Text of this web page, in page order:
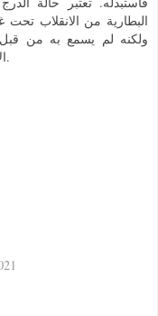
البطارية من الانقلاب
ولكنه لم يسمع به من قبل.
الاهتزازات المفرطة من إتلاف البطارية.